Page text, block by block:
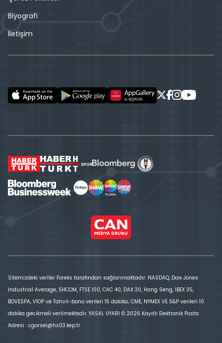
Biyografi
İletişim
Sitemizdeki veriler Foreks tarafından sağlanmaktadır. NASDAQ, Dow Jones
Industrial Average, SHCOM, FTSE 100, CAC 40, DAX 30, Hang Seng, IBEX 35,
BOVESPA, VİOP ve Tahvil-bono verileri 15 dakika; CME, NYMEX VE S&P verileri 10
dakika gecikmeli verilmektedir. YASAL UYARI © 2026 Kayıtlı Elektronik Posta
Adresi : cgorsel@hs03.kep.tr